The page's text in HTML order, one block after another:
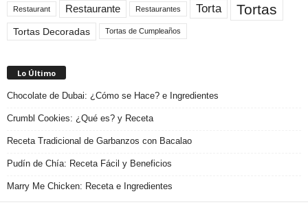
Restaurant Restaurante Restaurantes Torta Tortas
Tortas Decoradas Tortas de Cumpleaños
Lo Último
Chocolate de Dubai: ¿Cómo se Hace? e Ingredientes
Crumbl Cookies: ¿Qué es? y Receta
Receta Tradicional de Garbanzos con Bacalao
Pudín de Chía: Receta Fácil y Beneficios
Marry Me Chicken: Receta e Ingredientes